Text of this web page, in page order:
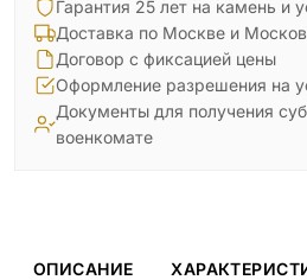
Гарантия 25 лет на камень и
Доставка по Москве и
Договор с фиксацией цены
Оформление разрешения на
Документы для получения
военкомате
ОПИСАНИЕ